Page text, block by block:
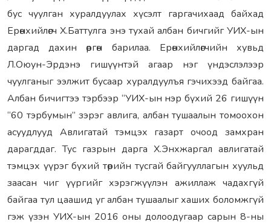
бус чуулган хуралдуулах хүсэлт гаргачихаад байхад
Ерөнхийлөгч Х.Баттулга энэ тухай албан бичгийг УИХ-ын
даргад дахин өргөн барилаа. Ерөнхийлөгчийн хувьд
Л.Оюун-Эрдэнэ гишүүнтэй агаар нэг үндэслэлээр
чуулганыг ээлжит бусаар хуралдуулъя гэчихээд байгаа.
Албан бичигтээ тэрбээр “УИХ-ын нэр бүхий 26 гишүүн
“60 тэрбумын” зэрэг авлига, албан тушаалын томоохон
асуудлууд Авлигатай тэмцэх газарт очоод замхран
дарагддаг. Тус газрын дарга Х.Энхжаргал авлигатай
тэмцэх үүрэг бүхий төрийн тусгай байгууллагын хуульд
заасан чиг үүргийг хэрэгжүүлэн ажиллаж чадахгүй
байгаа тул цаашид уг албан тушаалыг хаших боломжгүй
гэж үзэн УИХ-ын 2016 оны долоодугаар сарын 8-ны